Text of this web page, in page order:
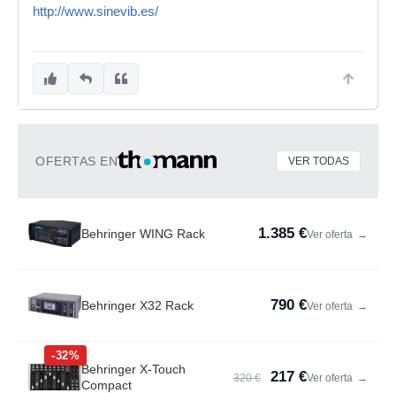
http://www.sinevib.es/
OFERTAS EN VER TODAS
Behringer WING Rack 1.385 €Ver oferta →
Behringer X32 Rack 790 €Ver oferta →
-32%
Behringer X-Touch
Compact
320 € 217 €Ver oferta →